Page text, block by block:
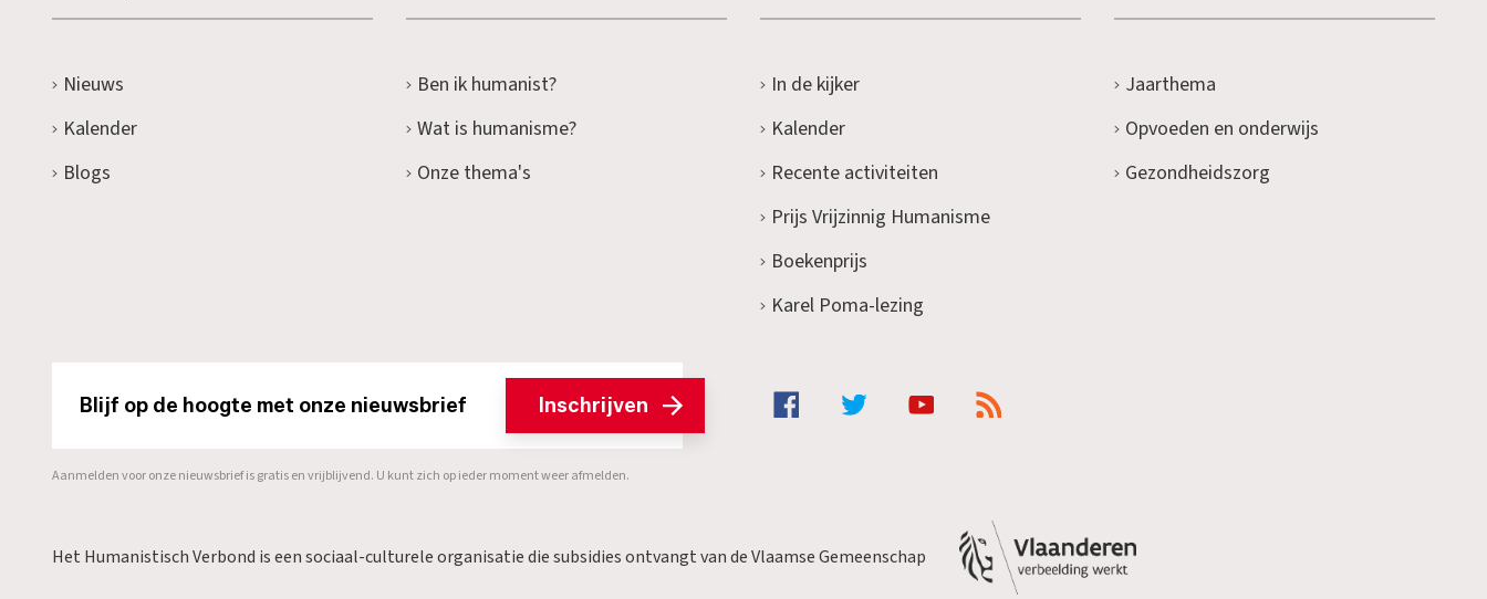
Nieuws
Kalender
Blogs
Ben ik humanist?
Wat is humanisme?
Onze thema's
In de kijker
Kalender
Recente activiteiten
Prijs Vrijzinnig Humanisme
Boekenprijs
Karel Poma-lezing
Jaarthema
Opvoeden en onderwijs
Gezondheidszorg
Blijf op de hoogte met onze nieuwsbrief Inschrijven
Aanmelden voor onze nieuwsbrief is gratis en vrijblijvend. U kunt zich op ieder moment weer afmelden.
Het Humanistisch Verbond is een sociaal-culturele organisatie die subsidies ontvangt van de Vlaamse Gemeenschap